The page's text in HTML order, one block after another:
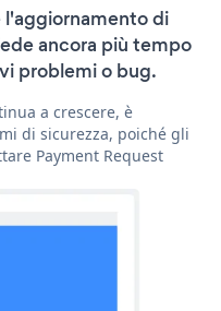
l'aggiornamento di
ancora più tempo
problemi o bug.
a crescere, è
di sicurezza, poiché gli
Payment Request